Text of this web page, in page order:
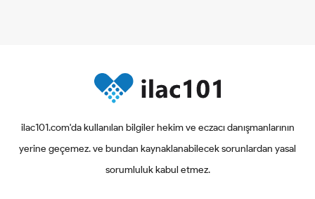
ilac101.com'da kullanılan bilgiler hekim ve eczacı danışmanlarının
yerine geçemez. ve bundan kaynaklanabilecek sorunlardan yasal
sorumluluk kabul etmez.